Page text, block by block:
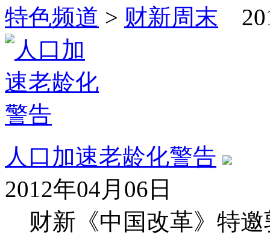
特色频道 > 财新周末
人口加速老龄化警告
2012年04月06日
财新《中国改革》特